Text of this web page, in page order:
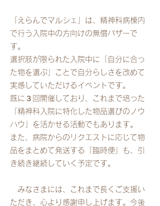
「えらんでマルシェ」は、精神科病棟内
で行う入院中の方向けの無償バザーで
す。
選択肢が限られた入院中に「自分に合っ
た物を選ぶ」ことで自分らしさを改めて
実感していただけるイベントです。
既に３回開催しており、これまで培った
「精神科入院に特化した物品選びのノウ
ハウ」を活かせる活動でもあります。
また、病院からのリクエストに応じて物
品をまとめて発送する「臨時便」も、引
き続き継続していく予定です。
みなさまには、これまで長くご支援い
ただき、心より感謝申し上げます。今後